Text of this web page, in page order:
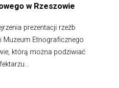
w Rzeszowie
prezentacji rzeźb
Muzeum Etnograficznego
którą można podziwiać